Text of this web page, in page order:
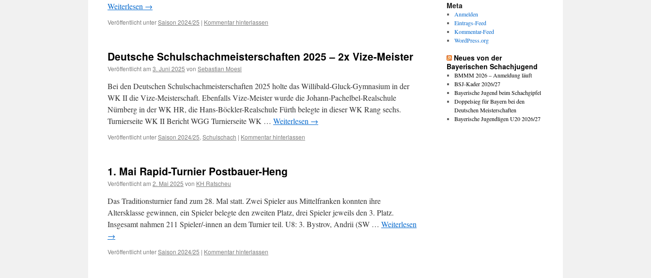
Weiterlesen →
Veröffentlicht unterSaison 2024/25 | Kommentar hinterlassen
Deutsche Schulschachmeisterschaften 2025 – 2x Vize-Meister
Veröffentlicht am 3. Juni 2025 von Sebastian Moesl
Bei den Deutschen Schulschachmeisterschaften 2025 holte das Willibald-Gluck-Gymnasium in der
WK II die Vize-Meisterschaft. Ebenfalls Vize-Meister wurde die Johann-Pachelbel-Realschule
Nürnberg in der WK HR, die Hans-Böckler-Realschule Fürth belegte in dieser WK Rang sechs.
Turnierseite WK II Bericht WGG Turnierseite WK … Weiterlesen →
Veröffentlicht unterSaison 2024/25, Schulschach | Kommentar hinterlassen
1. Mai Rapid-Turnier Postbauer-Heng
Veröffentlicht am 2. Mai 2025 von KH Ratscheu
Das Traditionsturnier fand zum 28. Mal statt. Zwei Spieler aus Mittelfranken konnten ihre
Altersklasse gewinnen, ein Spieler belegte den zweiten Platz, drei Spieler jeweils den 3. Platz.
Insgesamt nahmen 211 Spieler/-innen an dem Turnier teil. U8: 3. Bystrov, Andrii (SW … Weiterlesen
→
Veröffentlicht unterSaison 2024/25 | Kommentar hinterlassen
Meta
Anmelden
Eintrags-Feed
Kommentar-Feed
WordPress.org
Neues von der
Bayerischen Schachjugend
BMMM 2026 – Anmeldung läuft
BSJ-Kader 2026/27
Bayerische Jugend beim Schachgipfel
Doppelsieg für Bayern bei den
Deutschen Meisterschaften
Bayerische Jugendligen U20 2026/27